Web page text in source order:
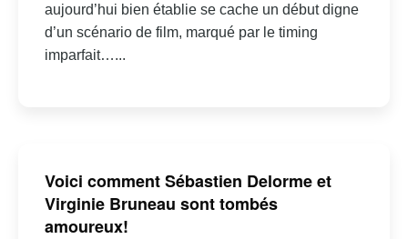
aujourd’hui bien établie se cache un début digne
d’un scénario de film, marqué par le timing
imparfait…...
Voici comment Sébastien Delorme et
Virginie Bruneau sont tombés
amoureux!